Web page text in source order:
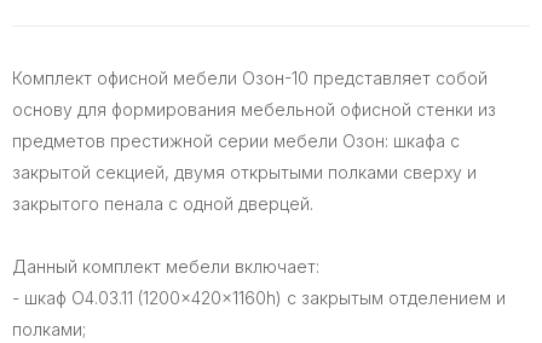
Комплект офисной мебели Озон-10 представляет собой
основу для формирования мебельной офисной стенки из
предметов престижной серии мебели Озон: шкафа с
закрытой секцией, двумя открытыми полками сверху и
закрытого пенала с одной дверцей.
Данный комплект мебели включает:
- шкаф O4.03.11 (1200x420x1160h) с закрытым отделением и
полками;